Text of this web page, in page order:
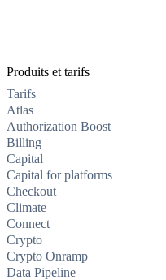
Produits et tarifs
Tarifs
Atlas
Authorization Boost
Billing
Capital
Capital for platforms
Checkout
Climate
Connect
Crypto
Crypto Onramp
Data Pipeline